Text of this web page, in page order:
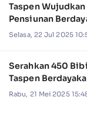
Taspen
Pensiunan
Selasa, 22 Jul 2025
Serahkan 450
Taspen
Rabu, 21 Mei 2025